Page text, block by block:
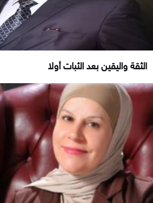
الثقة واليقين بعد الثبات أولا